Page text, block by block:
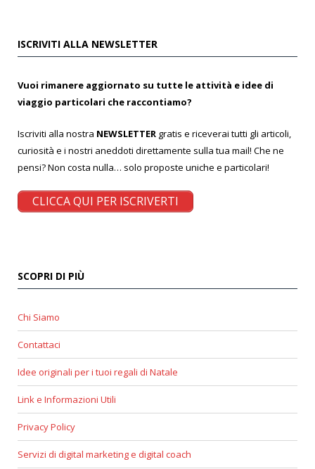
ISCRIVITI ALLA NEWSLETTER
Vuoi rimanere aggiornato su tutte le attività e idee di
viaggio particolari che raccontiamo?
Iscriviti alla nostra NEWSLETTER gratis e riceverai tutti gli articoli,
curiosità e i nostri aneddoti direttamente sulla tua mail! Che ne
pensi? Non costa nulla… solo proposte uniche e particolari!
CLICCA QUI PER ISCRIVERTI
SCOPRI DI PIÙ
Chi Siamo
Contattaci
Idee originali per i tuoi regali di Natale
Link e Informazioni Utili
Privacy Policy
Servizi di digital marketing e digital coach